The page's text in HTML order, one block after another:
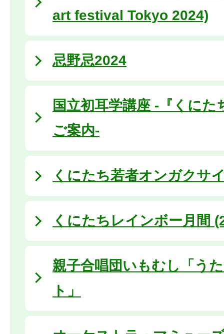
art festival Tokyo 2024)
忌野忌2024
国立初耳学講座 -『くにた
ご案内-
くにたち若者オンガクサ
くにたちレインボー月間
親子合唱団いもむし「う
ト」